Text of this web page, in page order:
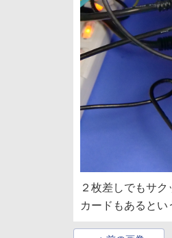
２枚差しでもサ
カードもあると